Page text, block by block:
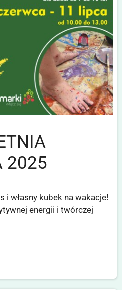
2025
i własny kubek na wakacje!
energii i twórczej